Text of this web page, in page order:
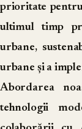
prioritate
ultimul timp
urbane,
urbane și a
Abordarea
tehnologii